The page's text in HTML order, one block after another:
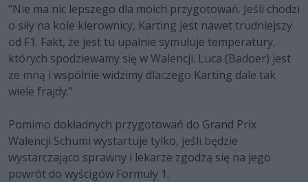
"Nie ma nic lepszego dla moich przygotowań. Jeśli chodzi
o siły na kole kierownicy, Karting jest nawet trudniejszy
od F1. Fakt, że jest tu upalnie symuluje temperatury,
których spodziewamy się w Walencji. Luca (Badoer) jest
ze mną i wspólnie widzimy dlaczego Karting dale tak
wiele frajdy."
Pomimo dokładnych przygotowań do Grand Prix
Walencji Schumi wystartuje tylko, jeśli będzie
wystarczająco sprawny i lekarze zgodzą się na jego
powrót do wyścigów Formuły 1.